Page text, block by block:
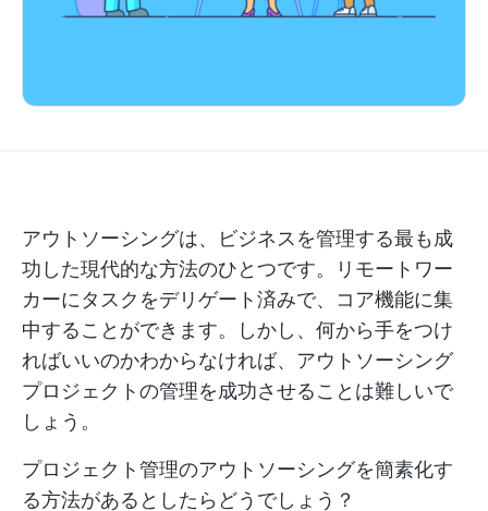
アウトソーシングは、ビジネスを管理する最も成
功した現代的な方法のひとつです。リモートワー
カーにタスクをデリゲート済みで、コア機能に集
中することができます。しかし、何から手をつけ
ればいいのかわからなければ、アウトソーシング
プロジェクトの管理を成功させることは難しいで
しょう。
プロジェクト管理のアウトソーシングを簡素化す
る方法があるとしたらどうでしょう？